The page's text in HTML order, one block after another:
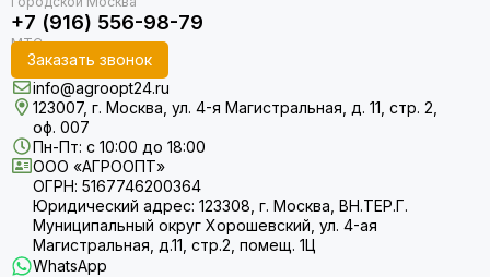
+7 (916) 556-98-79
Заказать звонок
info@agroopt24.ru
123007, г. Москва, ул. 4-я Магистральная, д. 11, стр. 2,
оф. 007
Пн-Пт: с 10:00 до 18:00
ООО «АГРООПТ»
ОГРН: 5167746200364
Юридический адрес: 123308, г. Москва, ВН.ТЕР.Г.
Муниципальный округ Хорошевский, ул. 4-ая
Магистральная, д.11, стр.2, помещ. 1Ц
WhatsApp